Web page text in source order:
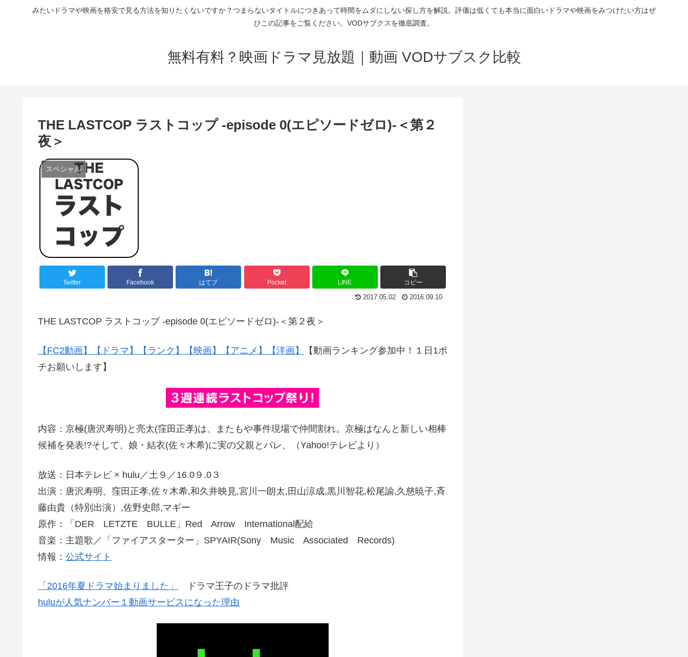
みたいドラマや映画を格安で見る方法を知りたくないですか？つまらないタイトルにつきあって時間をムダにしない探し方を解説。評価は低くても本当に面白いドラマや映画をみつけたい方はぜ
ひこの記事をご覧ください。VODサブクスを徹底調査。
無料有料？映画ドラマ見放題｜動画 VODサブスク比較
THE LASTCOP ラストコップ -episode 0(エピソードゼロ)-＜第２
夜＞
スペシャル
Twitter Facebook はてブ Pocket LINE コピー
2017.05.02 2016.09.10
THE LASTCOP ラストコップ -episode 0(エピソードゼロ)-＜第２夜＞
【FC2動画】 【ドラマ】 【ランク】 【映画】 【アニメ】 【洋画】
【動画ランキング参加中！１日1ポ
チお願いします】
内容：京極(唐沢寿明)と亮太(窪田正孝)は、またもや事件現場で仲間割れ。京極はなんと新しい相棒
候補を発表!?そして、娘・結衣(佐々木希)に実の父親とバレ、（Yahoo!テレビより）
放送：日本テレビ × hulu／土９／16.0９.0３
出演：唐沢寿明、窪田正孝,佐々木希,和久井映見,宮川一朗太,田山涼成,黒川智花,松尾諭,久慈暁子,斉
藤由貴（特別出演）,佐野史郎,マギー
原作：「DER LETZTE BULLE」Red Arrow International配給
音楽：主題歌／「ファイアスターター」SPYAIR(Sony Music Associated Records)
情報： 公式サイト
「2016年夏ドラマ始まりました」
ドラマ王子のドラマ批評
huluが人気ナンバー１動画サービスになった理由